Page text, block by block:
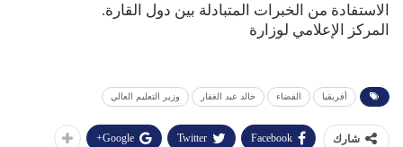
الاستفادة من الخبرات المتبادلة بين دول القارة.
المركز الإعلامي لوزارة
أفريقيا الفضاء خالد عبد الغفار وزير التعليم العالي
شارك Facebook
Twitter
Google+